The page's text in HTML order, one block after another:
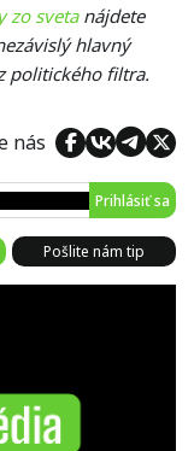
zo svetanájdete
hlavný
politického filtra.
nás
Prihlásiť sa
Pošlite nám tip